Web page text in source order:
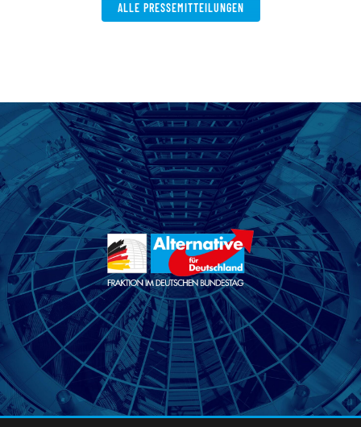
ALLE PRESSEMITTEILUNGEN